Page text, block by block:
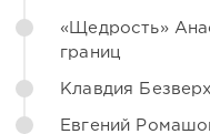
«Щедрость»
границ
Клавдия
Евгений